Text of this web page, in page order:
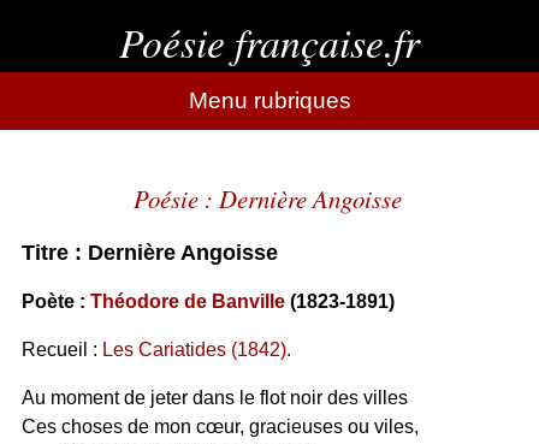
Poésie française.fr
Menu rubriques
Poésie : Dernière Angoisse
Titre : Dernière Angoisse
Poète : Théodore de Banville(1823-1891)
Recueil : Les Cariatides (1842).
Au moment de jeter dans le flot noir des villes
Ces choses de mon cœur, gracieuses ou viles,